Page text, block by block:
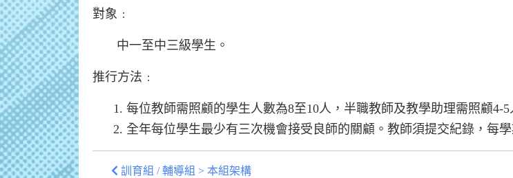
對象﹕
中一至中三級學生。
推行方法﹕
1. 每位教師需照顧的學生人數為8至10人，半職教師及教學助理需照顧4-5
2. 全年每位學生最少有三次機會接受良師的關顧。教師須提交紀錄，每學
訓育組 / 輔導組 > 本組架構